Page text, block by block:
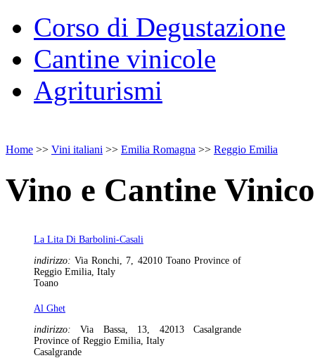
Corso di Degustazione
Cantine vinicole
Agriturismi
Home >> Vini italiani >> Emilia Romagna >> Reggio Emilia
Vino e Cantine
La Lita Di Barbolini-Casali
indirizzo:Via Ronchi, 7, 42010 Toano Province of
Reggio Emilia, Italy
Toano
Al Ghet
indirizzo:Via Bassa, 13, 42013 Casalgrande
Province of Reggio Emilia, Italy
Casalgrande